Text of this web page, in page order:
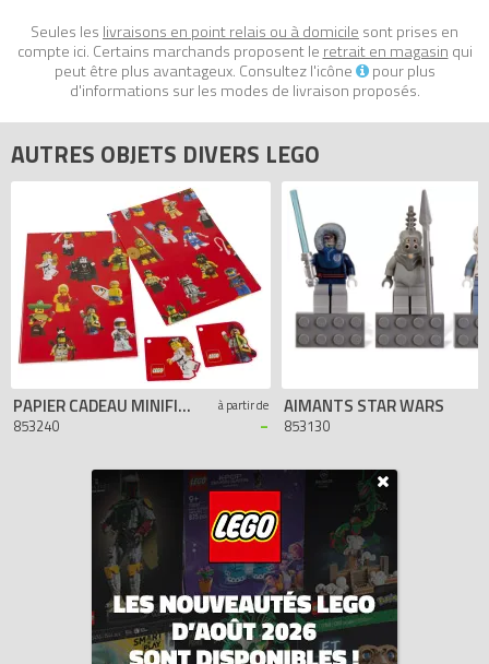
Seules les livraisons en point relais ou à domicile sont prises en
compte ici. Certains marchands proposent le retrait en magasin qui
peut être plus avantageux. Consultez l'icône
pour plus
d'informations sur les modes de livraison proposés.
AUTRES OBJETS DIVERS LEGO
PAPIER CADEAU MINIFIGURINES
853240
à partir de
-
AIMANTS STAR WARS
853130